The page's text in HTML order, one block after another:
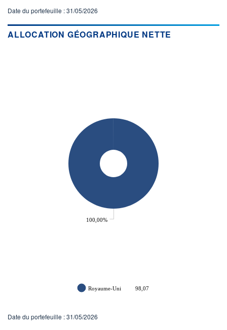
04/12 07/04
145
BOURSOVIE LUX
CTO BUSINESS
Non éligible Boursobank
ACTIF NET (EUR)
114M / 31.07.26
NOTATION MORNINGSTAR ⁽¹⁾
RISQUE DU FONDS (SRI)
Date du portefeuille : 31/05/2026
ALLOCATION GÉOGRAPHIQUE NETTE
100,00%
Royaume-Uni 98,07
Date du portefeuille : 31/05/2026